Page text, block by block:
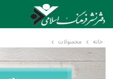
خانه محصولات